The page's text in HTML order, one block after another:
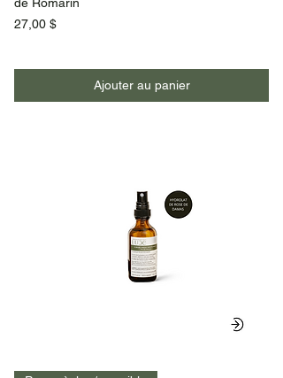
de Romarin
Prix
27,00 $
Ajouter au panier